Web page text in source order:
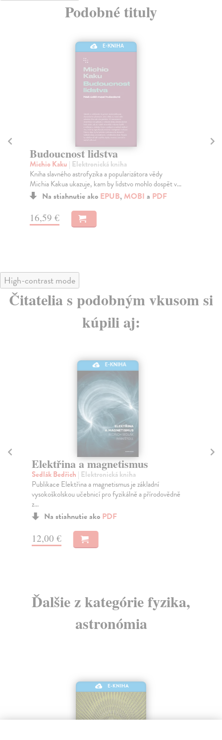
Podobné tituly
E-KNIHA
Budoucnost lidstva
Michio Kaku | Elektronická kniha
Kniha slavného astrofyzika a popularizátora vědy
Michia Kakua ukazuje, kam by lidstvo mohlo dospět v...
Na stiahnutie ako EPUB, MOBI a PDF
16,59 €
High-contrast mode
Čitatelia s podobným vkusom si
kúpili aj:
E-KNIHA
Elektřina a magnetismus
Sedlák Bedřich| Elektronická kniha
Publikace Elektřina a magnetismus je základní
vysokoškolskou učebnicí pro fyzikálně a přírodovědně
z...
Na stiahnutie akoPDF
12,00 €
Ďalšie z kategórie fyzika,
astronómia
E-KNIHA